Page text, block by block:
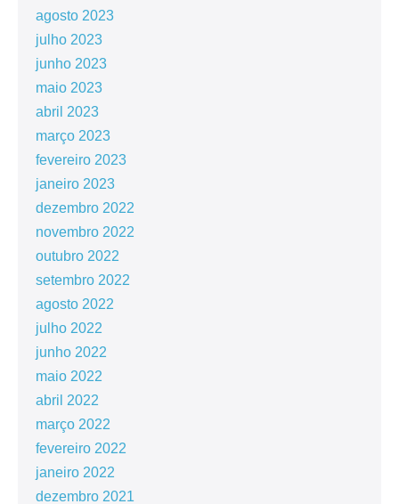
agosto 2023
julho 2023
junho 2023
maio 2023
abril 2023
março 2023
fevereiro 2023
janeiro 2023
dezembro 2022
novembro 2022
outubro 2022
setembro 2022
agosto 2022
julho 2022
junho 2022
maio 2022
abril 2022
março 2022
fevereiro 2022
janeiro 2022
dezembro 2021